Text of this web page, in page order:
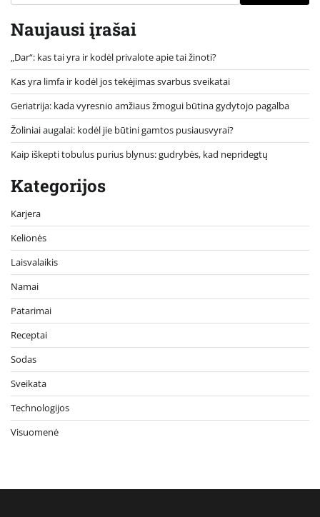
Naujausi įrašai
„Dar“: kas tai yra ir kodėl privalote apie tai žinoti?
Kas yra limfa ir kodėl jos tekėjimas svarbus sveikatai
Geriatrija: kada vyresnio amžiaus žmogui būtina gydytojo pagalba
Žoliniai augalai: kodėl jie būtini gamtos pusiausvyrai?
Kaip iškepti tobulus purius blynus: gudrybės, kad nepridegtų
Kategorijos
Karjera
Kelionės
Laisvalaikis
Namai
Patarimai
Receptai
Sodas
Sveikata
Technologijos
Visuomenė